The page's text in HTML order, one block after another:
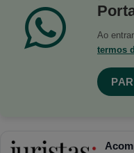
Ao
termos